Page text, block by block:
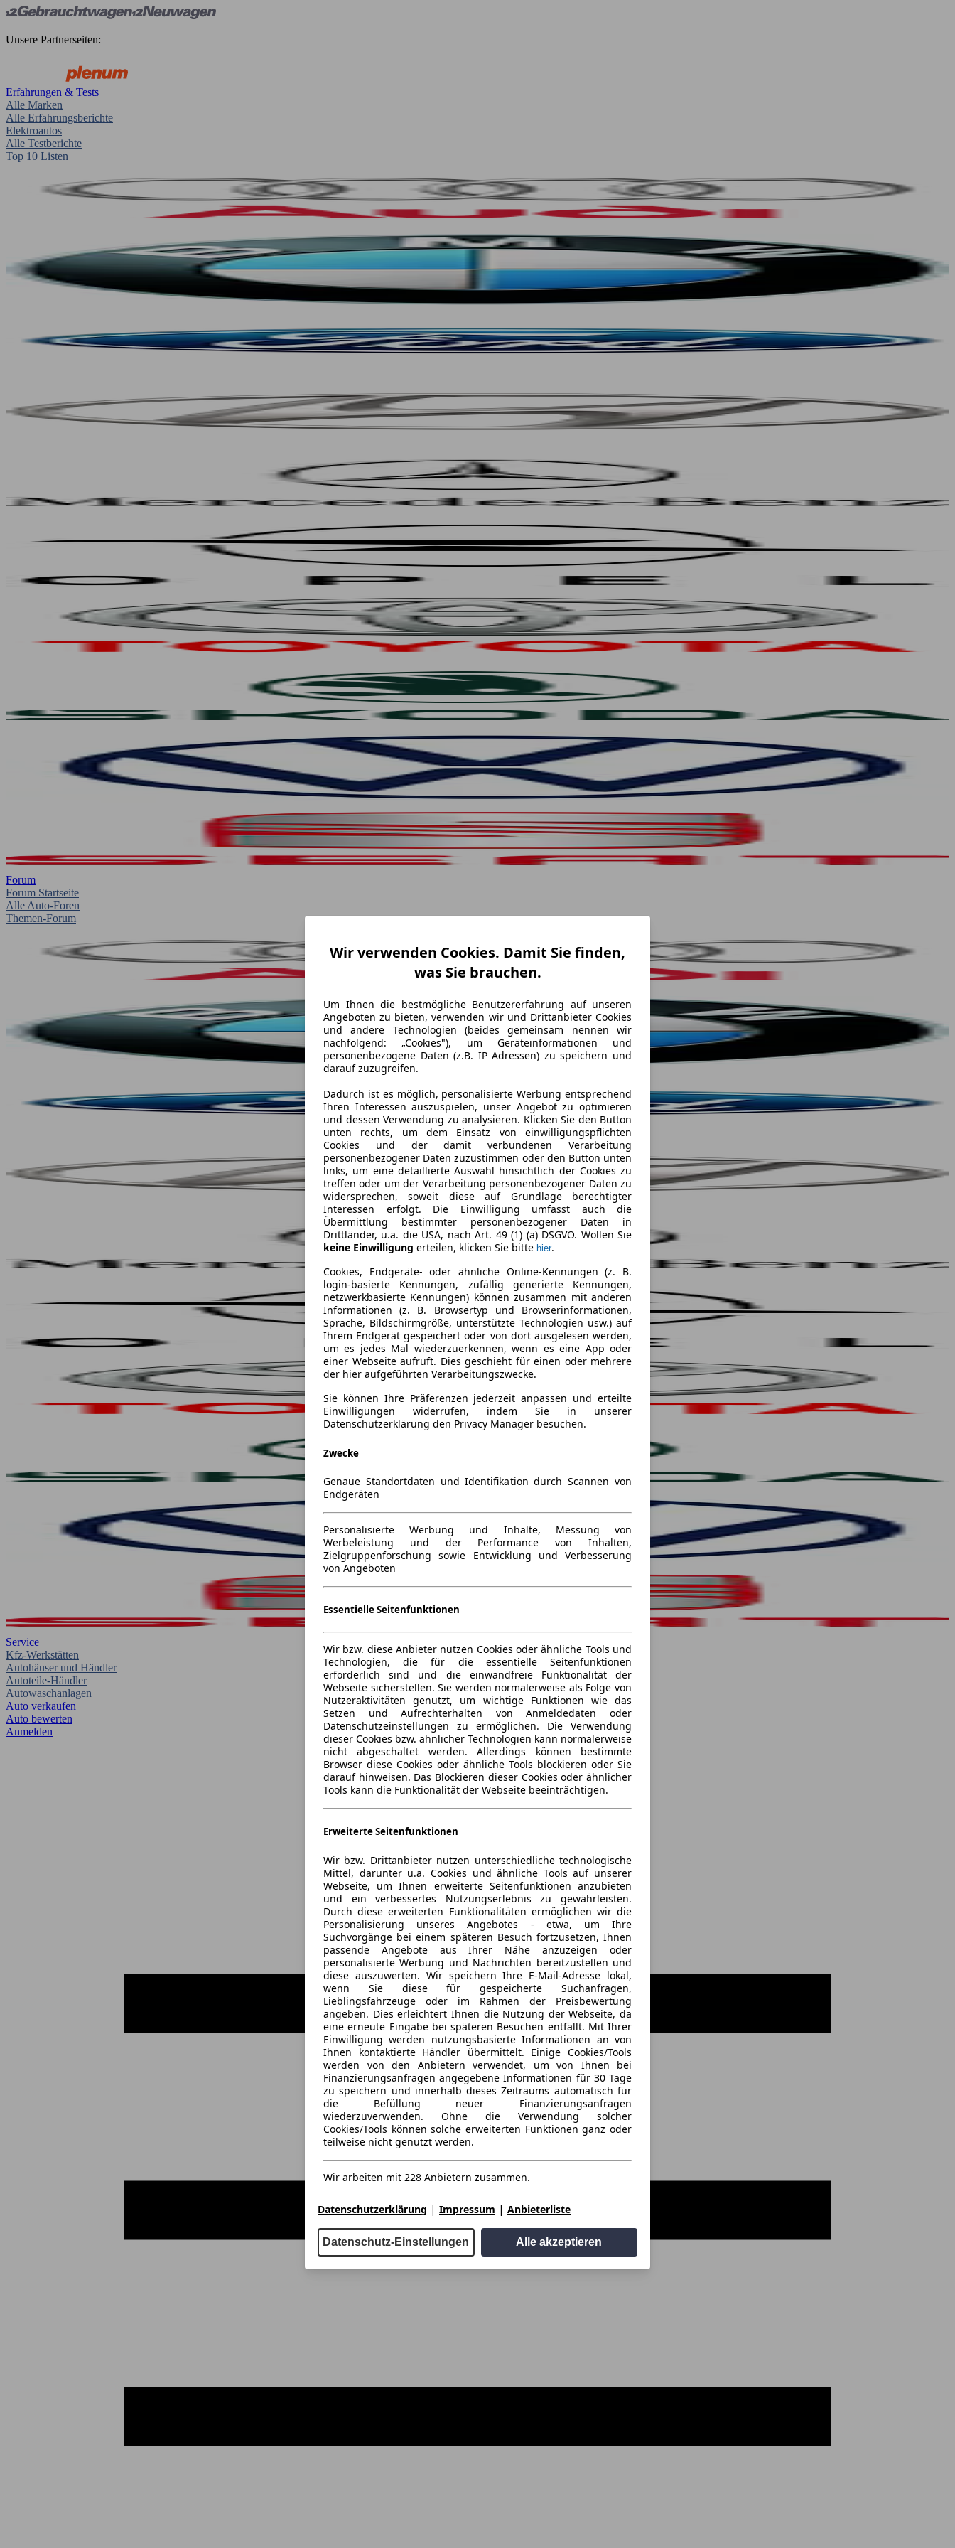
Unsere Partnerseiten:
Erfahrungen & Tests
Alle Marken
Alle Erfahrungsberichte
Elektroautos
Alle Testberichte
Top 10 Listen
Forum
Forum Startseite
Alle Auto-Foren
Themen-Forum
Service
Kfz-Werkstätten
Autohäuser und Händler
Autoteile-Händler
Autowaschanlagen
Auto verkaufen
Auto bewerten
Anmelden
Wir verwenden Cookies. Damit Sie finden,
was Sie brauchen.
Um Ihnen die bestmögliche Benutzererfahrung auf unseren
Angeboten zu bieten, verwenden wir und Drittanbieter Cookies
und andere Technologien (beides gemeinsam nennen wir
nachfolgend: „Cookies"), um Geräteinformationen und
personenbezogene Daten (z.B. IP Adressen) zu speichern und
darauf zuzugreifen.
Dadurch ist es möglich, personalisierte Werbung entsprechend
Ihren Interessen auszuspielen, unser Angebot zu optimieren
und dessen Verwendung zu analysieren. Klicken Sie den Button
unten rechts, um dem Einsatz von einwilligungspflichten
Cookies und der damit verbundenen Verarbeitung
personenbezogener Daten zuzustimmen oder den Button unten
links, um eine detaillierte Auswahl hinsichtlich der Cookies zu
treffen oder um der Verarbeitung personenbezogener Daten zu
widersprechen, soweit diese auf Grundlage berechtigter
Interessen erfolgt. Die Einwilligung umfasst auch die
Übermittlung bestimmter personenbezogener Daten in
Drittländer, u.a. die USA, nach Art. 49 (1) (a) DSGVO. Wollen Sie
keine Einwilligung erteilen, klicken Sie bitte hier.
Cookies, Endgeräte- oder ähnliche Online-Kennungen (z. B.
login-basierte Kennungen, zufällig generierte Kennungen,
netzwerkbasierte Kennungen) können zusammen mit anderen
Informationen (z. B. Browsertyp und Browserinformationen,
Sprache, Bildschirmgröße, unterstützte Technologien usw.) auf
Ihrem Endgerät gespeichert oder von dort ausgelesen werden,
um es jedes Mal wiederzuerkennen, wenn es eine App oder
einer Webseite aufruft. Dies geschieht für einen oder mehrere
der hier aufgeführten Verarbeitungszwecke.
Sie können Ihre Präferenzen jederzeit anpassen und erteilte
Einwilligungen widerrufen, indem Sie in unserer
Datenschutzerklärung den Privacy Manager besuchen.
Zwecke
Genaue Standortdaten und Identifikation durch Scannen von
Endgeräten
Personalisierte Werbung und Inhalte, Messung von
Werbeleistung und der Performance von Inhalten,
Zielgruppenforschung sowie Entwicklung und Verbesserung
von Angeboten
Essentielle Seitenfunktionen
Wir bzw. diese Anbieter nutzen Cookies oder ähnliche Tools und
Technologien, die für die essentielle Seitenfunktionen
erforderlich sind und die einwandfreie Funktionalität der
Webseite sicherstellen. Sie werden normalerweise als Folge von
Nutzeraktivitäten genutzt, um wichtige Funktionen wie das
Setzen und Aufrechterhalten von Anmeldedaten oder
Datenschutzeinstellungen zu ermöglichen. Die Verwendung
dieser Cookies bzw. ähnlicher Technologien kann normalerweise
nicht abgeschaltet werden. Allerdings können bestimmte
Browser diese Cookies oder ähnliche Tools blockieren oder Sie
darauf hinweisen. Das Blockieren dieser Cookies oder ähnlicher
Tools kann die Funktionalität der Webseite beeinträchtigen.
Erweiterte Seitenfunktionen
Wir bzw. Drittanbieter nutzen unterschiedliche technologische
Mittel, darunter u.a. Cookies und ähnliche Tools auf unserer
Webseite, um Ihnen erweiterte Seitenfunktionen anzubieten
und ein verbessertes Nutzungserlebnis zu gewährleisten.
Durch diese erweiterten Funktionalitäten ermöglichen wir die
Personalisierung unseres Angebotes - etwa, um Ihre
Suchvorgänge bei einem späteren Besuch fortzusetzen, Ihnen
passende Angebote aus Ihrer Nähe anzuzeigen oder
personalisierte Werbung und Nachrichten bereitzustellen und
diese auszuwerten. Wir speichern Ihre E-Mail-Adresse lokal,
wenn Sie diese für gespeicherte Suchanfragen,
Lieblingsfahrzeuge oder im Rahmen der Preisbewertung
angeben. Dies erleichtert Ihnen die Nutzung der Webseite, da
eine erneute Eingabe bei späteren Besuchen entfällt. Mit Ihrer
Einwilligung werden nutzungsbasierte Informationen an von
Ihnen kontaktierte Händler übermittelt. Einige Cookies/Tools
werden von den Anbietern verwendet, um von Ihnen bei
Finanzierungsanfragen angegebene Informationen für 30 Tage
zu speichern und innerhalb dieses Zeitraums automatisch für
die Befüllung neuer Finanzierungsanfragen
wiederzuverwenden. Ohne die Verwendung solcher
Cookies/Tools können solche erweiterten Funktionen ganz oder
teilweise nicht genutzt werden.
Wir arbeiten mit 228 Anbietern zusammen.
Datenschutzerklärung | Impressum | Anbieterliste
Datenschutz-Einstellungen Alle akzeptieren